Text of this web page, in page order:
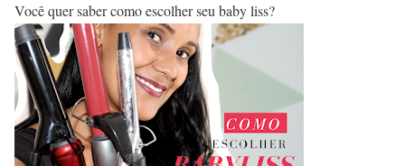
Você quer saber como escolher seu baby liss?